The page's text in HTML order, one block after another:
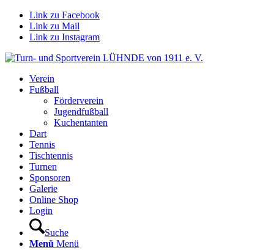
Link zu Facebook
Link zu Mail
Link zu Instagram
Verein
Fußball
Förderverein
Jugendfußball
Kuchentanten
Dart
Tennis
Tischtennis
Turnen
Sponsoren
Galerie
Online Shop
Login
Suche
Menü Menü